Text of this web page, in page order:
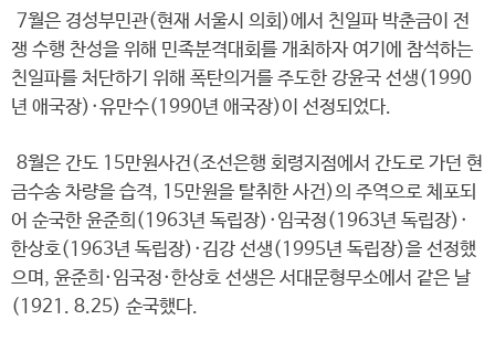
7월은 경성부민관(현재 서울시 의회)에서 친일파 박춘금이 전
쟁 수행 찬성을 위해 민족분격대회를 개최하자 여기에 참석하는
친일파를 처단하기 위해 폭탄의거를 주도한 강윤국 선생(1990
년 애국장)·유만수(1990년 애국장)이 선정되었다.
8월은 간도 15만원사건(조선은행 회령지점에서 간도로 가던 현
금수송 차량을 습격, 15만원을 탈취한 사건)의 주역으로 체포되
어 순국한 윤준희(1963년 독립장)·임국정(1963년 독립장)·
한상호(1963년 독립장)·김강 선생(1995년 독립장)을 선정했
으며, 윤준희·임국정·한상호 선생은 서대문형무소에서 같은 날
(1921. 8.25) 순국했다.